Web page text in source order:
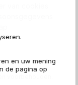
van cookies
voorbehouden.